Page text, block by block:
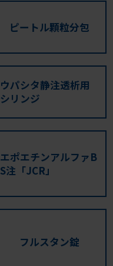
ピートル顆粒分包
ウパシタ静注透析用
シリンジ
エポエチンアルファB
S注「JCR」
フルスタン錠